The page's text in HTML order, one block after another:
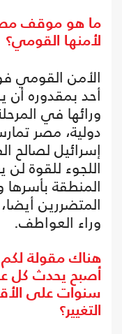
ما هو موقف
لأمنها القومي؟
الأمن القومي
أحد بمقدوره أن
ورائها في
دولية، مصر
إسرائيل لصالح
اللجوء للقوة
المنطقة
المتضررين
وراء العواطف.
هناك مقولة لكم
سنوات على
التغيير؟